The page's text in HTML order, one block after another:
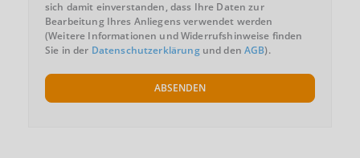
sich damit einverstanden, dass Ihre Daten zur
Bearbeitung Ihres Anliegens verwendet werden
(Weitere Informationen und Widerrufshinweise finden
Sie in der Datenschutzerklärungund denAGB).
ABSENDEN